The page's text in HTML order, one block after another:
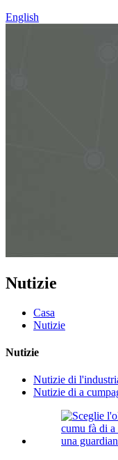
English
Nutizie
Casa
Nutizie
Nutizie
Nutizie di
Nutizie di a